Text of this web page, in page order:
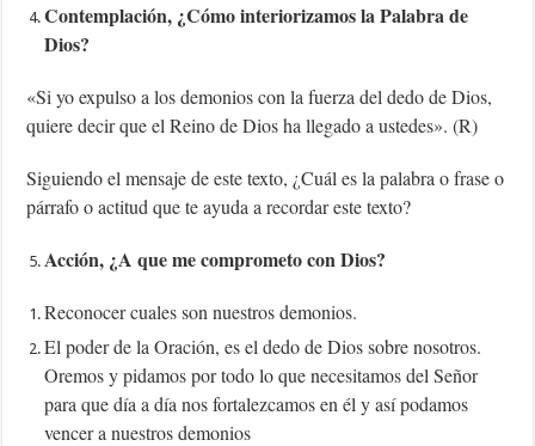
Contemplación, ¿Cómo interiorizamos la Palabra de
Dios?
«Si yo expulso a los demonios con la fuerza del dedo de Dios,
quiere decir que el Reino de Dios ha llegado a ustedes». (R)
Siguiendo el mensaje de este texto, ¿Cuál es la palabra o frase o
párrafo o actitud que te ayuda a recordar este texto?
Acción, ¿A que me comprometo con Dios?
Reconocer cuales son nuestros demonios.
El poder de la Oración, es el dedo de Dios sobre nosotros.
Oremos y pidamos por todo lo que necesitamos del Señor
para que día a día nos fortalezcamos en él y así podamos
vencer a nuestros demonios